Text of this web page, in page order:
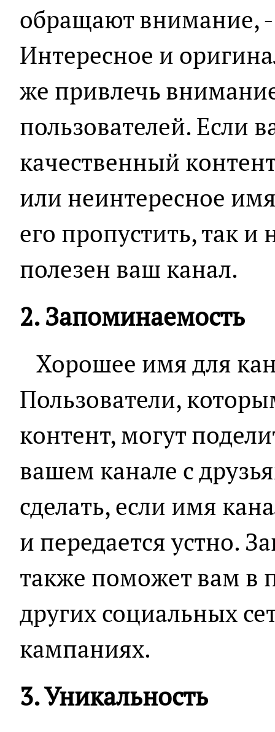
обращают внимание, -
Интересное и
же привлечь
пользователей. Если
качественный
или неинтересное
его пропустить, так и
полезен ваш канал.
2. Запоминаемость
Хорошее имя для
Пользователи,
контент, могут
вашем канале с
сделать, если имя
и передается устно.
также поможет вам в
других социальных
кампаниях.
3. Уникальность